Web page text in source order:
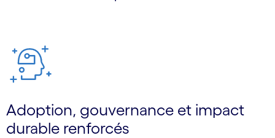
Adoption, gouvernance et impact
durable renforcés